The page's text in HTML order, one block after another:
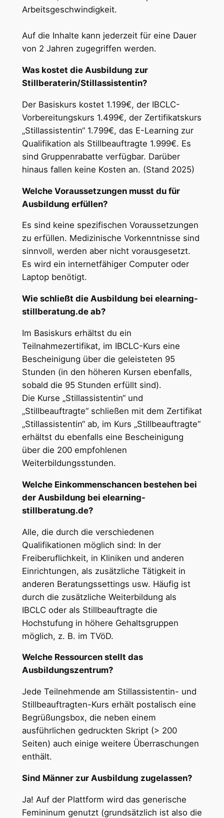
Arbeitsgeschwindigkeit.
Auf die Inhalte kann jederzeit für eine Dauer
von 2 Jahren zugegriffen werden.
Was kostet die Ausbildung zur
Stillberaterin/Stillassistentin?
Der Basiskurs kostet 1.199€, der IBCLC-
Vorbereitungskurs 1.499€, der Zertifikatskurs
„Stillassistentin“ 1.799€, das E-Learning zur
Qualifikation als Stillbeauftragte 1.999€. Es
sind Gruppenrabatte verfügbar. Darüber
hinaus fallen keine Kosten an. (Stand 2025)
Welche Voraussetzungen musst du für
Ausbildung erfüllen?
Es sind keine spezifischen Voraussetzungen
zu erfüllen. Medizinische Vorkenntnisse sind
sinnvoll, werden aber nicht vorausgesetzt.
Es wird ein internetfähiger Computer oder
Laptop benötigt.
Wie schließt die Ausbildung bei elearning-
stillberatung.de ab?
Im Basiskurs erhältst du ein
Teilnahmezertifikat, im IBCLC-Kurs eine
Bescheinigung über die geleisteten 95
Stunden (in den höheren Kursen ebenfalls,
sobald die 95 Stunden erfüllt sind).
Die Kurse „Stillassistentin“ und
„Stillbeauftragte“ schließen mit dem Zertifikat
„Stillassistentin“ ab, im Kurs „Stillbeauftragte“
erhältst du ebenfalls eine Bescheinigung
über die 200 empfohlenen
Weiterbildungsstunden.
Welche Einkommenschancen bestehen bei
der Ausbildung bei elearning-
stillberatung.de?
Alle, die durch die verschiedenen
Qualifikationen möglich sind: In der
Freiberuflichkeit, in Kliniken und anderen
Einrichtungen, als zusätzliche Tätigkeit in
anderen Beratungssettings usw. Häufig ist
durch die zusätzliche Weiterbildung als
IBCLC oder als Stillbeauftragte die
Hochstufung in höhere Gehaltsgruppen
möglich, z. B. im TVöD.
Welche Ressourcen stellt das
Ausbildungszentrum?
Jede Teilnehmende am Stillassistentin- und
Stillbeauftragten-Kurs erhält postalisch eine
Begrüßungsbox, die neben einem
ausführlichen gedruckten Skript (> 200
Seiten) auch einige weitere Überraschungen
enthält.
Sind Männer zur Ausbildung zugelassen?
Ja! Auf der Plattform wird das generische
Femininum genutzt (grundsätzlich ist also die